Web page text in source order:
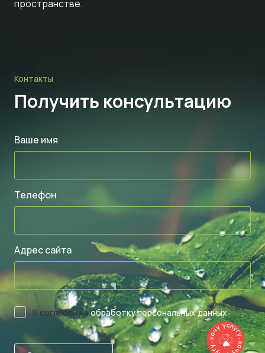
пространстве.
Контакты
Получить консультацию
Ваше имя
Телефон
Адрес сайта
Я согласен наобработку персональных данных